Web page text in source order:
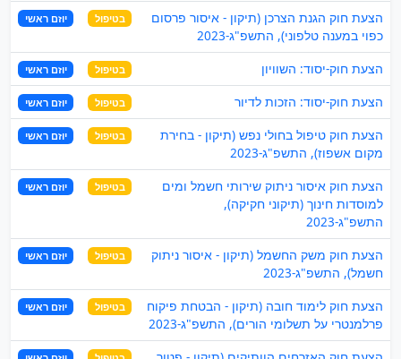
הצעת חוק הגנת הצרכן (תיקון - איסור פרסום
כפוי במענה טלפוני), התשפ"ג-2023
בטיפול יוזם ראשי
הצעת חוק-יסוד: השוויון בטיפול יוזם ראשי
הצעת חוק-יסוד: הזכות לדיור בטיפול יוזם ראשי
הצעת חוק טיפול בחולי נפש (תיקון - בחירת
מקום אשפוז), התשפ"ג-2023
בטיפול יוזם ראשי
הצעת חוק איסור ניתוק שירותי חשמל ומים
למוסדות חינוך (תיקוני חקיקה),
התשפ"ג-2023
בטיפול יוזם ראשי
הצעת חוק משק החשמל (תיקון - איסור ניתוק
חשמל), התשפ"ג-2023
בטיפול יוזם ראשי
הצעת חוק לימוד חובה (תיקון - הבטחת פיקוח
פרלמנטרי על תשלומי הורים), התשפ"ג-2023
בטיפול יוזם ראשי